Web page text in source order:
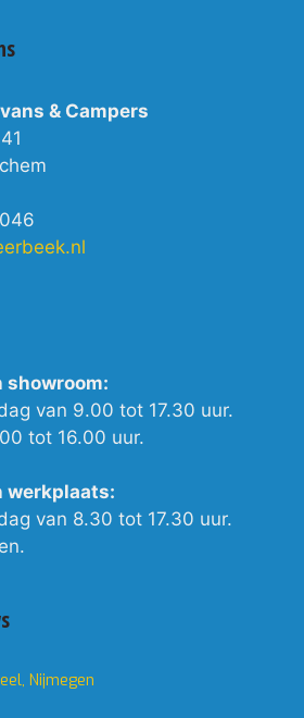
& Campers
showroom:
van 9.00 tot 17.30 uur.
tot 16.00 uur.
werkplaats:
van 8.30 tot 17.30 uur.
Nijmegen